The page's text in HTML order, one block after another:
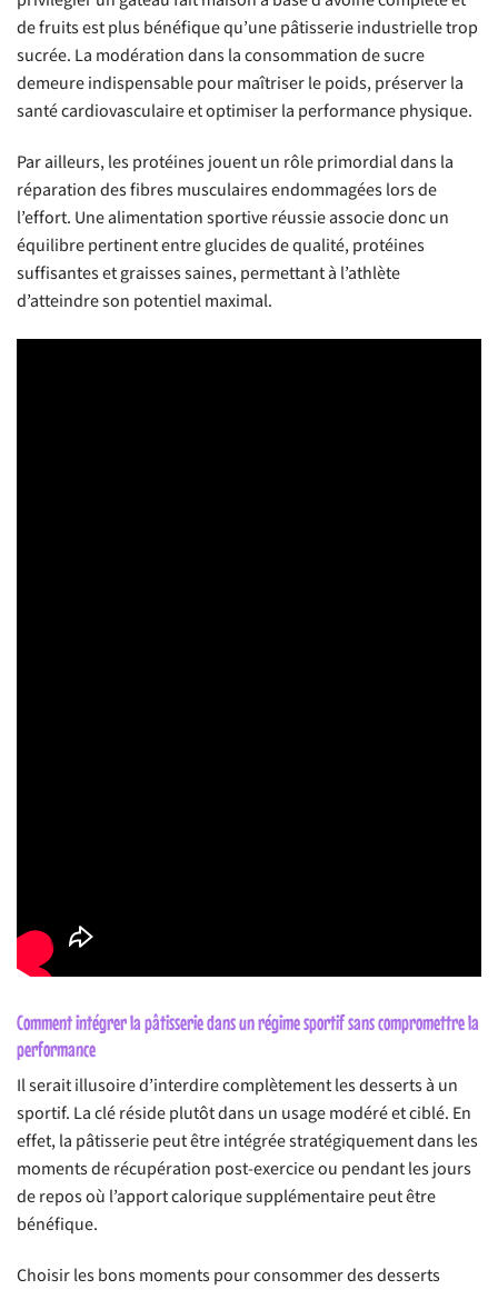
de fruits est plus bénéfique qu’une pâtisserie industrielle trop
sucrée. La modération dans la consommation de sucre
demeure indispensable pour maîtriser le poids, préserver la
santé cardiovasculaire et optimiser la performance physique.
Par ailleurs, les protéines jouent un rôle primordial dans la
réparation des fibres musculaires endommagées lors de
l’effort. Une alimentation sportive réussie associe donc un
équilibre pertinent entre glucides de qualité, protéines
suffisantes et graisses saines, permettant à l’athlète
d’atteindre son potentiel maximal.
Comment intégrer la pâtisserie dans un régime sportif sans compromettre la
performance
Il serait illusoire d’interdire complètement les desserts à un
sportif. La clé réside plutôt dans un usage modéré et ciblé. En
effet, la pâtisserie peut être intégrée stratégiquement dans les
moments de récupération post-exercice ou pendant les jours
de repos où l’apport calorique supplémentaire peut être
bénéfique.
Choisir les bons moments pour consommer des desserts